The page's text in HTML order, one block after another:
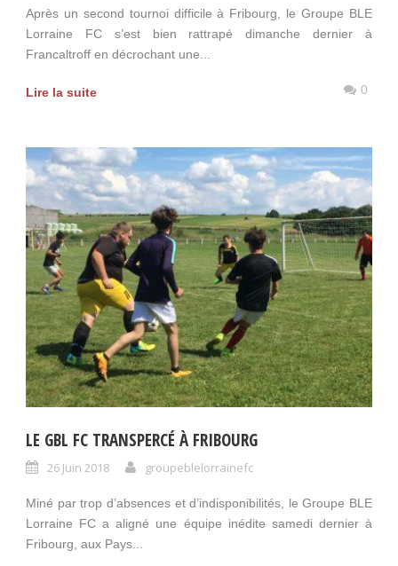
Après un second tournoi difficile à Fribourg, le Groupe BLE
Lorraine FC s’est bien rattrapé dimanche dernier à
Francaltroff en décrochant une...
Lire la suite 0
LE GBL FC TRANSPERCÉ À FRIBOURG
26 Juin 2018 groupeblelorrainefc
Miné par trop d’absences et d’indisponibilités, le Groupe BLE
Lorraine FC a aligné une équipe inédite samedi dernier à
Fribourg, aux Pays...